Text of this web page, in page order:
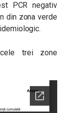
PCR negativ
din zona verde
trei zone